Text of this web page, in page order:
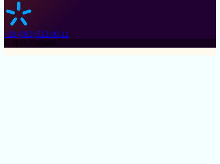
+38 (093) 513-00-11
© 2025 Cylinder